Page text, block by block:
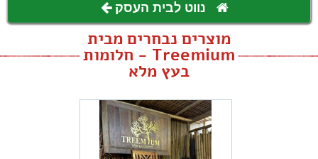
נווט לבית העסק
מוצרים נבחרים מבית
Treemium - חלומות
בעץ מלא